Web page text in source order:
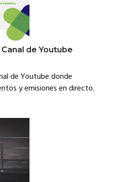
de Youtube
de Youtube donde
y emisiones en directo.